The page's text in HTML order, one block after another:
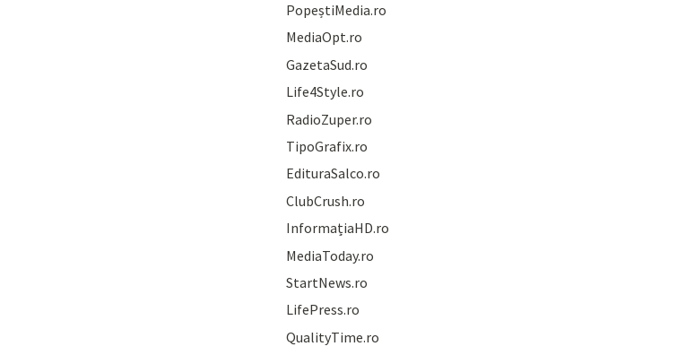
PopeștiMedia.ro
MediaOpt.ro
GazetaSud.ro
Life4Style.ro
RadioZuper.ro
TipoGrafix.ro
EdituraSalco.ro
ClubCrush.ro
InformațiaHD.ro
MediaToday.ro
StartNews.ro
LifePress.ro
QualityTime.ro